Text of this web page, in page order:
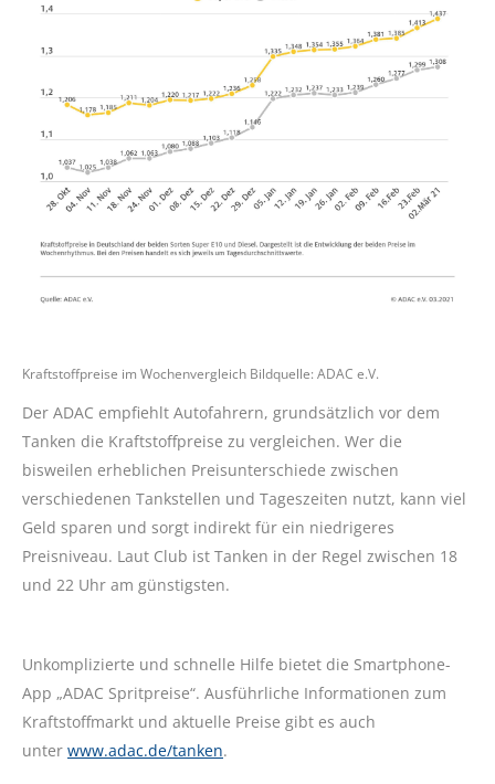
Kraftstoffpreise im Wochenvergleich Bildquelle: ADAC e.V.
Der ADAC empfiehlt Autofahrern, grundsätzlich vor dem
Tanken die Kraftstoffpreise zu vergleichen. Wer die
bisweilen erheblichen Preisunterschiede zwischen
verschiedenen Tankstellen und Tageszeiten nutzt, kann viel
Geld sparen und sorgt indirekt für ein niedrigeres
Preisniveau. Laut Club ist Tanken in der Regel zwischen 18
und 22 Uhr am günstigsten.
Unkomplizierte und schnelle Hilfe bietet die Smartphone-
App „ADAC Spritpreise“. Ausführliche Informationen zum
Kraftstoffmarkt und aktuelle Preise gibt es auch
unter www.adac.de/tanken.